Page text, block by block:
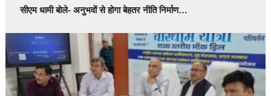
सीएम धामी बोले- अनुभवों से होगा बेहतर नीति निर्माण…